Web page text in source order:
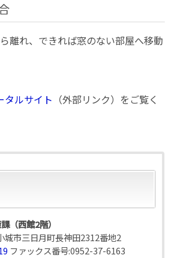
離れ、できれば窓のない部屋へ移動
タルサイト （外部リンク）をご覧く
（西館2階）
市三日月町長神田2312番地2
ファックス番号:0952-37-6163